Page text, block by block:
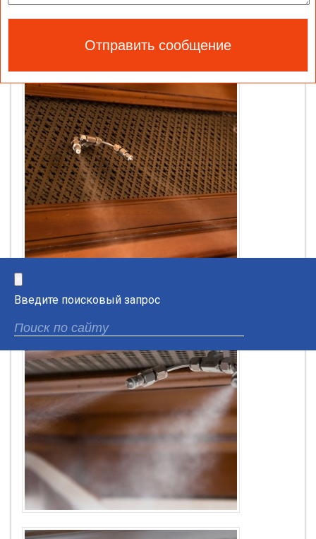
Введите поисковый запрос